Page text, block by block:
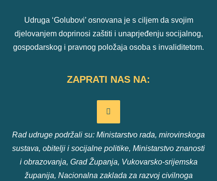
Udruga ‘Golubovi’ osnovana je s ciljem da svojim
djelovanjem doprinosi zaštiti i unaprjeđenju socijalnog,
gospodarskog i pravnog položaja osoba s invaliditetom.
ZAPRATI NAS NA:
Rad udruge podržali su: Ministarstvo rada, mirovinskoga
sustava, obitelji i socijalne politike, Ministarstvo znanosti
i obrazovanja, Grad Županja, Vukovarsko-srijemska
županija, Nacionalna zaklada za razvoj civilnoga